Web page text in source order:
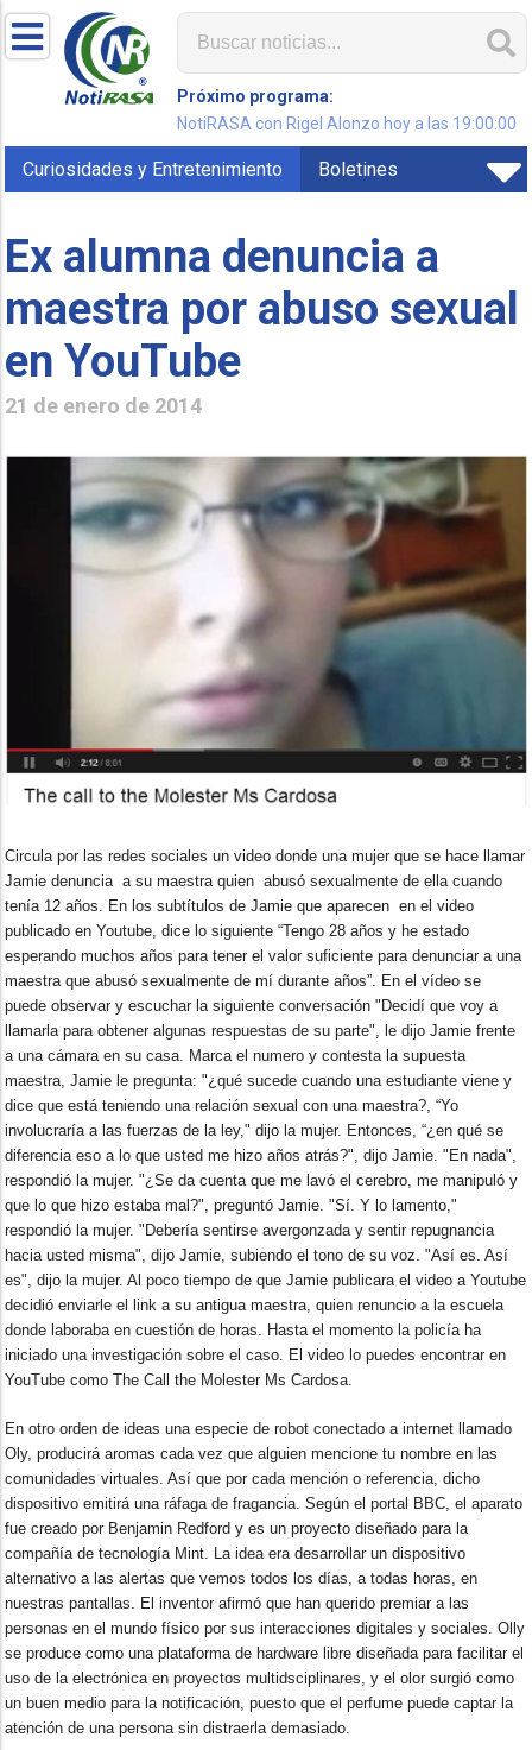
Próximo programa:
NotiRASA con Rigel Alonzo hoy a las 19:00:00
Curiosidades y Entretenimiento Boletines
Ex alumna denuncia a
maestra por abuso sexual
en YouTube
21 de enero de 2014
Circula por las redes sociales un video donde una mujer que se hace llamar
Jamie denuncia a su maestra quien abusó sexualmente de ella cuando
tenía 12 años. En los subtítulos de Jamie que aparecen en el video
publicado en Youtube, dice lo siguiente “Tengo 28 años y he estado
esperando muchos años para tener el valor suficiente para denunciar a una
maestra que abusó sexualmente de mí durante años”. En el vídeo se
puede observar y escuchar la siguiente conversación "Decidí que voy a
llamarla para obtener algunas respuestas de su parte", le dijo Jamie frente
a una cámara en su casa. Marca el numero y contesta la supuesta
maestra, Jamie le pregunta: "¿qué sucede cuando una estudiante viene y
dice que está teniendo una relación sexual con una maestra?, “Yo
involucraría a las fuerzas de la ley," dijo la mujer. Entonces, “¿en qué se
diferencia eso a lo que usted me hizo años atrás?", dijo Jamie. "En nada",
respondió la mujer. "¿Se da cuenta que me lavó el cerebro, me manipuló y
que lo que hizo estaba mal?", preguntó Jamie. "Sí. Y lo lamento,"
respondió la mujer. "Debería sentirse avergonzada y sentir repugnancia
hacia usted misma", dijo Jamie, subiendo el tono de su voz. "Así es. Así
es", dijo la mujer. Al poco tiempo de que Jamie publicara el video a Youtube
decidió enviarle el link a su antigua maestra, quien renuncio a la escuela
donde laboraba en cuestión de horas. Hasta el momento la policía ha
iniciado una investigación sobre el caso. El video lo puedes encontrar en
YouTube como The Call the Molester Ms Cardosa.
En otro orden de ideas una especie de robot conectado a internet llamado
Oly, producirá aromas cada vez que alguien mencione tu nombre en las
comunidades virtuales. Así que por cada mención o referencia, dicho
dispositivo emitirá una ráfaga de fragancia. Según el portal BBC, el aparato
fue creado por Benjamin Redford y es un proyecto diseñado para la
compañía de tecnología Mint. La idea era desarrollar un dispositivo
alternativo a las alertas que vemos todos los días, a todas horas, en
nuestras pantallas. El inventor afirmó que han querido premiar a las
personas en el mundo físico por sus interacciones digitales y sociales. Olly
se produce como una plataforma de hardware libre diseñada para facilitar el
uso de la electrónica en proyectos multidsciplinares, y el olor surgió como
un buen medio para la notificación, puesto que el perfume puede captar la
atención de una persona sin distraerla demasiado.